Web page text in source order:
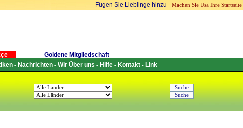
Fügen Sie Lieblinge hinzu - Machen Sie Usa Ihre Startseite
Goldene Mitgliedschaft
- Nachrichten- Wir Über uns - Hilfe- Kontakt- Link